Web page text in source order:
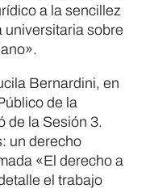
a la sencillez
universitaria sobre
Bernardini, en
de la
de la Sesión 3.
un derecho
«El derecho a
el trabajo